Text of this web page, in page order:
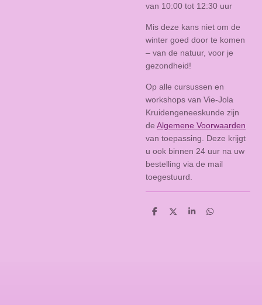
van 10:00 tot 12:30 uur
Mis deze kans niet om de
winter goed door te komen
– van de natuur, voor je
gezondheid!
Op alle cursussen en
workshops van Vie-Jola
Kruidengeneeskunde zijn
de Algemene Voorwaarden
van toepassing. Deze krijgt
u ook binnen 24 uur na uw
bestelling via de mail
toegestuurd.
D
D
S
D